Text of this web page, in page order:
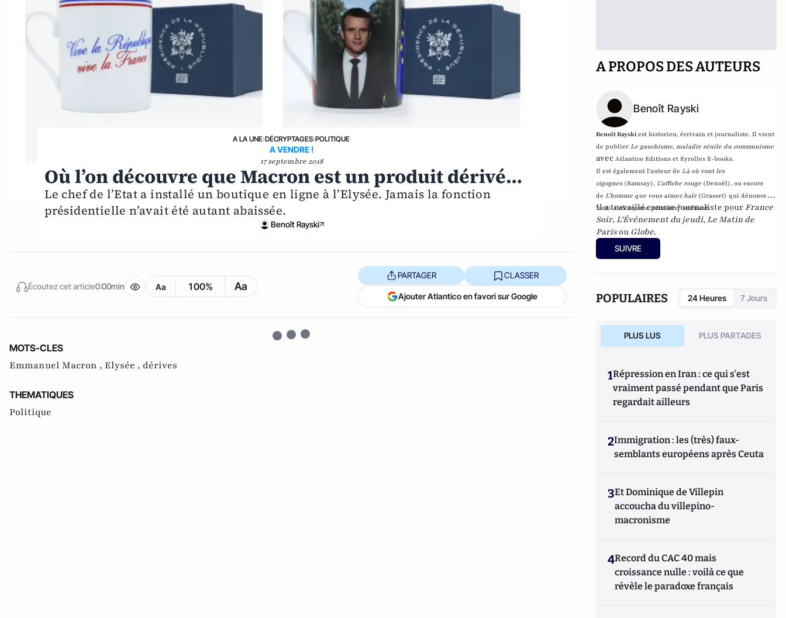
A LA UNE›DÉCRYPTAGES›POLITIQUE
A VENDRE !
17 septembre 2018
Où l’on découvre que Macron est un produit dérivé…
Le chef de l’Etat a installé un boutique en ligne à l’Elysée. Jamais la fonction
présidentielle n’avait été autant abaissée.
Benoît Rayski
Écoutez cet article0:00min Aa 100% Aa
PARTAGER CLASSER
Ajouter Atlantico en favori sur Google
MOTS-CLES
Emmanuel Macron , Elysée , dérives
THEMATIQUES
Politique
A PROPOS DES AUTEURS
Benoît Rayski
Benoît Rayskiest historien, écrivain et journaliste. Il vient
de publierLe gauchisme, maladie sénile du communisme
avecAtlantico Editions et Eyrolles E-books.
Il est également l'auteur deLà où vont les
cigognes (Ramsay),L'affiche rouge (Denoël), ou encore
deL'homme que vous aimez haïr (Grasset) qui dénonce l'
"anti-sarkozysme primaire" ambiant.
Il a travaillé comme journaliste pour France
Soir, L'Événement du jeudi, Le Matin de
Parisou Globe.
SUIVRE
POPULAIRES 24 Heures 7 Jours
PLUS LUS PLUS PARTAGES
1Répression en Iran : ce qui s'est
vraiment passé pendant que Paris
regardait ailleurs
2Immigration : les (très) faux-
semblants européens après Ceuta
3Et Dominique de Villepin
accoucha du villepino-
macronisme
4Record du CAC 40 mais
croissance nulle : voilà ce que
révèle le paradoxe français